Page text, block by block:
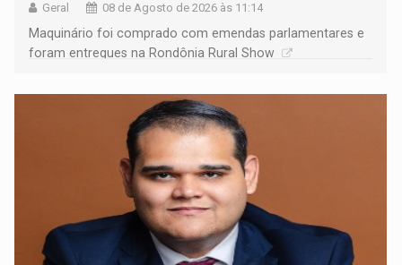
Geral 08 de Agosto de 2026 às 11:14
Maquinário foi comprado com emendas parlamentares e
foram entregues na Rondônia Rural Show